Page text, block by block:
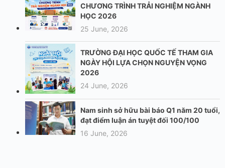
CHƯƠNG TRÌNH TRẢI NGHIỆM NGÀNH
HỌC 2026
25 June, 2026
TRƯỜNG ĐẠI HỌC QUỐC TẾ THAM GIA
NGÀY HỘI LỰA CHỌN NGUYỆN VỌNG
2026
24 June, 2026
Nam sinh sở hữu bài báo Q1 năm 20 tuổi,
đạt điểm luận án tuyệt đối 100/100
16 June, 2026